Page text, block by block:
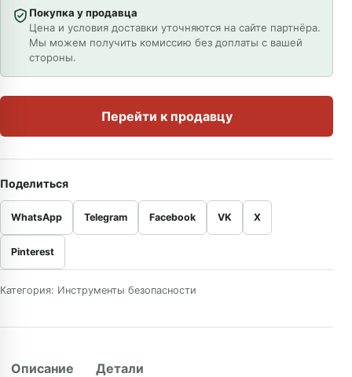
Покупка у продавца
Цена и условия доставки уточняются на сайте партнёра.
Мы можем получить комиссию без доплаты с вашей
стороны.
Перейти к продавцу
Поделиться
WhatsApp Telegram Facebook VK X
Pinterest
Категория: Инструменты безопасности
Описание Детали